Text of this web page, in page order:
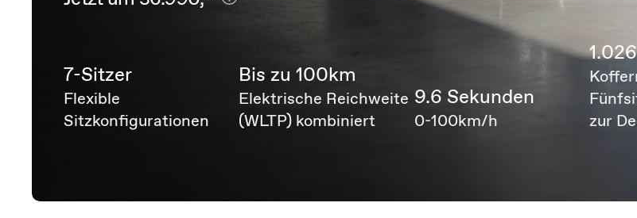
7-Sitzer
Flexible
Sitzkonfigurationen
Bis zu 100km
Elektrische Reichweite
(WLTP) kombiniert
9.6 Sekunden
0-100km/h
zur